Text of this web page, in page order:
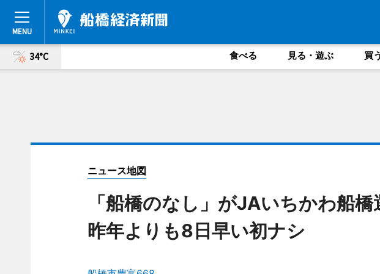
34°C 食べる 見る・遊ぶ 買う
ニュース地図
「船橋のなし」がJAいちかわ船
昨年よりも8日早い初ナシ